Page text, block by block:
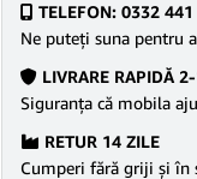
TELEFON: 0332
Ne puteţi suna pentru
LIVRARE RAPIDĂ
Siguranţa că mobila
RETUR 14 ZILE
Cumperi fără griji şi în